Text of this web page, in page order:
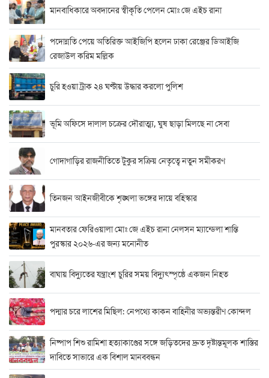
মানবাধিকারে অবদানের স্বীকৃতি পেলেন মোঃ জে এইচ রানা
পদোন্নতি পেয়ে অতিরিক্ত আইজিপি হলেন ঢাকা রেঞ্জের ডিআইজি
রেজাউল করিম মল্লিক
চুরি হওয়া ট্রাক ২৪ ঘণ্টায় উদ্ধার করলো পুলিশ
ভূমি অফিসে দালাল চক্রের দৌরাত্ম্য, ঘুষ ছাড়া মিলছে না সেবা
গোদাগাড়ির রাজনীতিতে টুকুর সক্রিয় নেতৃত্বে নতুন সমীকরণ
তিনজন আইনজীবীকে শৃঙ্খলা ভঙ্গের দায়ে বহিস্কার
মানবতার ফেরিওয়ালা মোঃ জে এইচ রানা নেলসন ম্যান্ডেলা শান্তি
পুরস্কার ২০২৬-এর জন্য মনোনীত
বাঘায় বিদ্যুতের যন্ত্রাংশ চুরির সময় বিদ্যুৎস্পৃষ্ঠে একজন নিহত
পদ্মার চরে লাশের মিছিল: নেপথ্যে কাকন বাহিনীর অভ্যন্তরীণ কোন্দল
নিষ্পাপ শিশু রামিশা হত্যাকাণ্ডের সঙ্গে জড়িতদের দ্রুত দৃষ্টান্তমূলক শাস্তির
দাবিতে সাভারে এক বিশাল মানববন্ধন